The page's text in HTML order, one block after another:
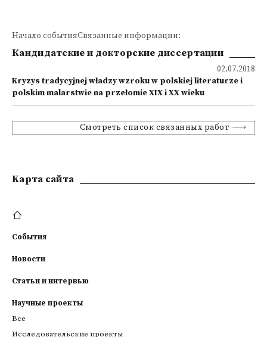
Начало событияСвязанные информации:
Кандидатские и докторские диссертации
02.07.2018
Kryzys tradycyjnej władzy wzroku w polskiej literaturze i
polskim malarstwie na przełomie XIX i XX wieku
Смотреть список связанных работ
Kарта сайта
События
Новости
Статьи и интервью
Научные проекты
Все
Исследовательские проекты